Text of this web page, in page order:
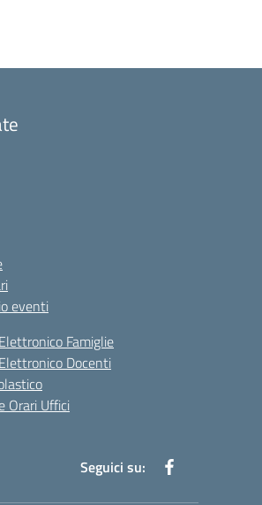
eventi
Famiglie
Docenti
Orari Uffici
Seguici su: